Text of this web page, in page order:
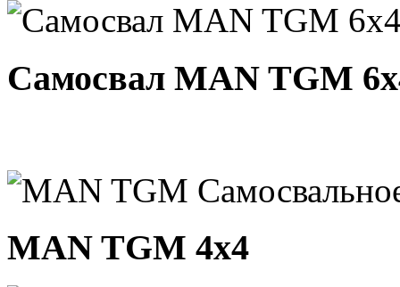
Самосвал MAN TGM
MAN TGM 4х4